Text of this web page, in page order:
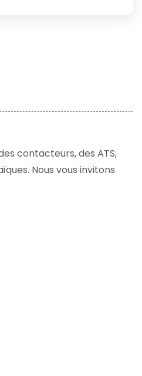
contacteurs, des ATS,
Nous vous invitons